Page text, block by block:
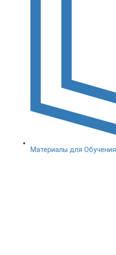
Материалы для Обучения